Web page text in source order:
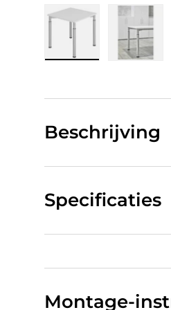
Beschrijving
Specificaties
Montage-